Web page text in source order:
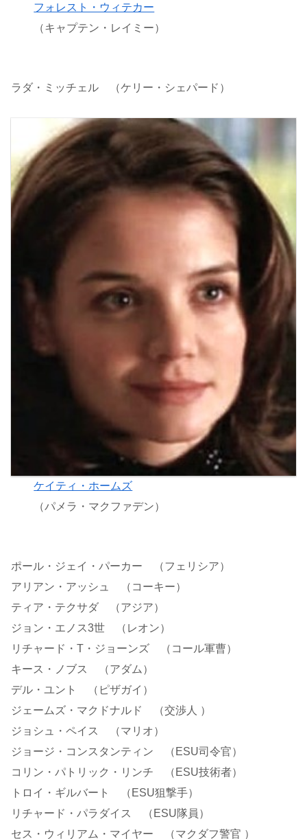
フォレスト・ウィテカー
（キャプテン・レイミー）
ラダ・ミッチェル （ケリー・シェパード）
ケイティ・ホームズ
（パメラ・マクファデン）
ポール・ジェイ・パーカー （フェリシア）
アリアン・アッシュ （コーキー）
ティア・テクサダ （アジア）
ジョン・エノス3世 （レオン）
リチャード・T・ジョーンズ （コール軍曹）
キース・ノブス （アダム）
デル・ユント （ピザガイ）
ジェームズ・マクドナルド （交渉人 ）
ジョシュ・ペイス （マリオ）
ジョージ・コンスタンティン （ESU司令官）
コリン・パトリック・リンチ （ESU技術者）
トロイ・ギルバート （ESU狙撃手）
リチャード・パラダイス （ESU隊員）
セス・ウィリアム・マイヤー （マクダフ警官 ）